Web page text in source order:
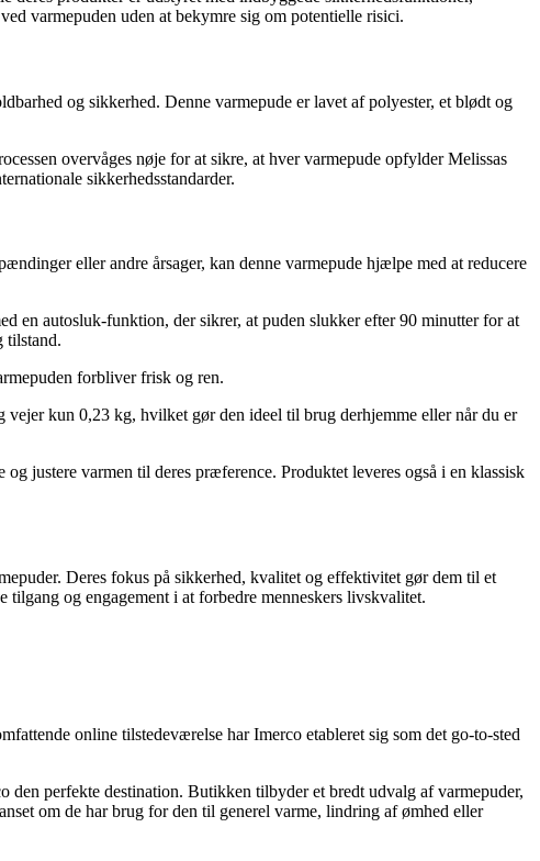
varmepuden uden at bekymre sig om potentielle risici.
og sikkerhed. Denne varmepude er lavet af polyester, et blødt og
overvåges nøje for at sikre, at hver varmepude opfylder Melissas
sikkerhedsstandarder.
eller andre årsager, kan denne varmepude hjælpe med at reducere
en autosluk-funktion, der sikrer, at puden slukker efter 90 minutter for at
tilstand.
forbliver frisk og ren.
vejer kun 0,23 kg, hvilket gør den ideel til brug derhjemme eller når du er
justere varmen til deres præference. Produktet leveres også i en klassisk
Deres fokus på sikkerhed, kvalitet og effektivitet gør dem til et
og engagement i at forbedre menneskers livskvalitet.
online tilstedeværelse har Imerco etableret sig som det go-to-sted
den perfekte destination. Butikken tilbyder et bredt udvalg af varmepuder,
om de har brug for den til generel varme, lindring af ømhed eller